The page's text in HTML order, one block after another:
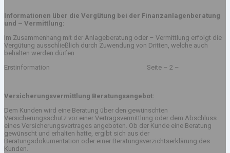
Informationen über die Vergütung bei der Finanzanlagenberatung
und – Vermittlung:
Im Zusammenhang mit der Anlageberatung oder – Vermittlung erfolgt die
Vergütung ausschließlich durch Zuwendung von Dritten, welche auch
behalten werden dürfen.
Erstinformation Seite – 2 –
Versicherungsvermittlung Beratungsangebot:
Dem Kunden wird eine Beratung über den gewünschten
Versicherungsschutz vor einer Vertragsvermittlung oder dem Abschluss
eines Versicherungsvertrages angeboten. Ob der Kunde eine Beratung
gewünscht und erhalten hatte, ergibt sich aus der
Beratungsdokumentation oder einer Beratungsverzichtserklärung des
Kunden.